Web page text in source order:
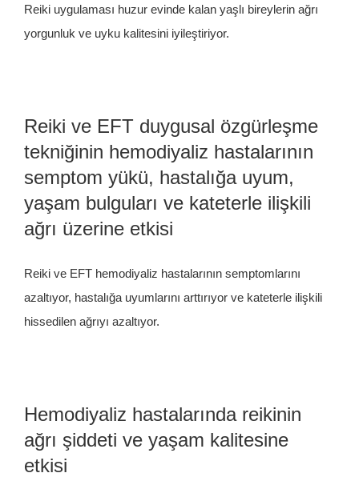
Reiki uygulaması huzur evinde kalan yaşlı bireylerin ağrı
yorgunluk ve uyku kalitesini iyileştiriyor.
Reiki ve EFT duygusal özgürleşme
tekniğinin hemodiyaliz hastalarının
semptom yükü, hastalığa uyum,
yaşam bulguları ve kateterle ilişkili
ağrı üzerine etkisi
Reiki ve EFT hemodiyaliz hastalarının semptomlarını
azaltıyor, hastalığa uyumlarını arttırıyor ve kateterle ilişkili
hissedilen ağrıyı azaltıyor.
Hemodiyaliz hastalarında reikinin
ağrı şiddeti ve yaşam kalitesine
etkisi